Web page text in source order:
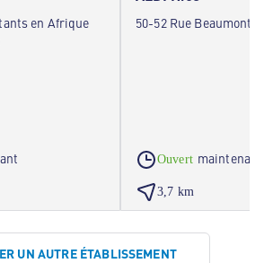
en Afrique
50-52 Rue Beaumont
Ouvert maintenant
3,7 km
UN AUTRE ÉTABLISSEMENT